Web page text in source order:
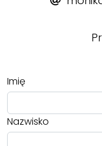
Imię
Nazwisko